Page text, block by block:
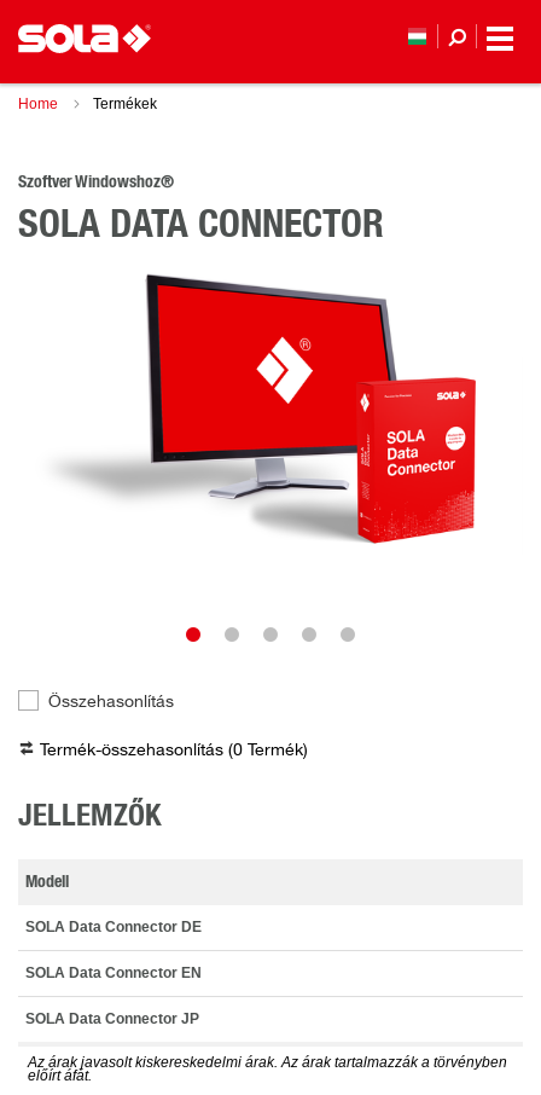
Home Termékek
Szoftver Windowshoz®
SOLA DATA CONNECTOR
Összehasonlítás
Termék-összehasonlítás (0 Termék)
JELLEMZŐK
Modell
SOLA Data Connector DE
SOLA Data Connector EN
SOLA Data Connector JP
Az árak javasolt kiskereskedelmi árak. Az árak tartalmazzák a törvényben
előírt áfát.